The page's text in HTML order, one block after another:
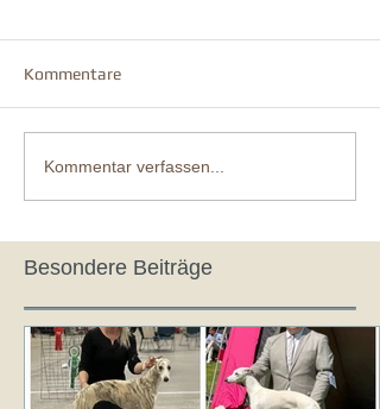
Kommentare
Kommentar verfassen...
Besondere Beiträge